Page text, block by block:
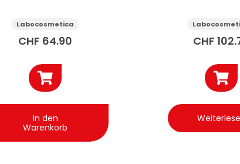
Mehrzweck 4.5 l
Labocosmetica
CHF 64.90
In den
Warenkorb
Auto
CHF